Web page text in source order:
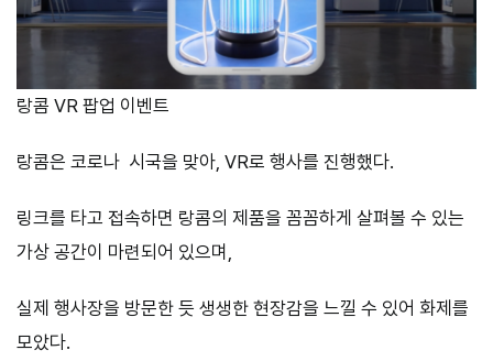
랑콤 VR 팝업 이벤트
랑콤은 코로나 시국을 맞아, VR로 행사를 진행했다.
링크를 타고 접속하면 랑콤의 제품을 꼼꼼하게 살펴볼 수 있는
가상 공간이 마련되어 있으며,
실제 행사장을 방문한 듯 생생한 현장감을 느낄 수 있어 화제를
모았다.